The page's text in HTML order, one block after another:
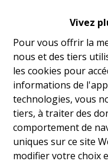
Vivez
Pour vous offrir la
nous et des tiers
les cookies pour
informations de
technologies, vous
tiers, à traiter des
comportement de
uniques sur ce site
modifier votre choix